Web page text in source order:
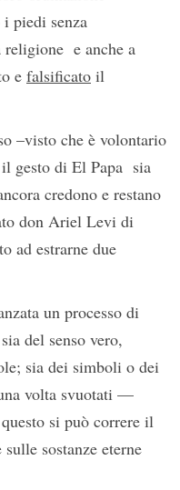
piedi senza
e anche a
e falsificato il
–visto che è volontario
gesto di El Papa sia
credono e restano
don Ariel Levi di
ad estrarne due
un processo di
del senso vero,
sia dei simboli o dei
volta svuotati —
si può correre il
sostanze eterne